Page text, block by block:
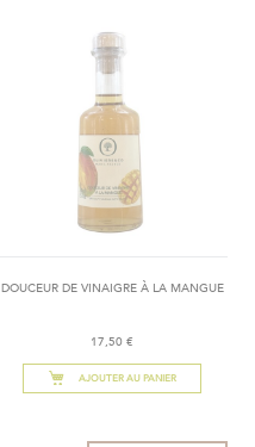
DOUCEUR DE VINAIGRE À LA MANGUE
17,50 €
AJOUTER AU PANIER